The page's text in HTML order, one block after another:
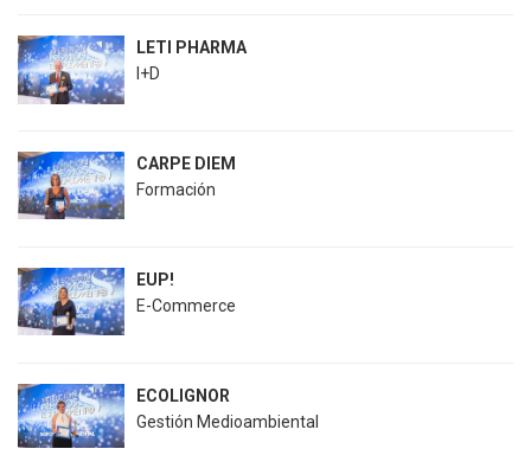
LETI PHARMA
I+D
CARPE DIEM
Formación
EUP!
E-Commerce
ECOLIGNOR
Gestión Medioambiental